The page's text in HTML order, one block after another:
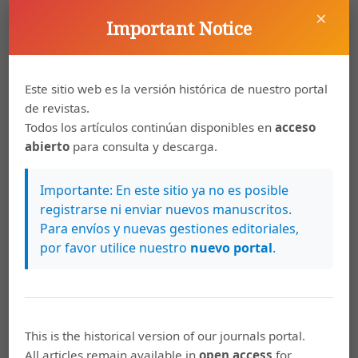
Artículos más leídos del mismo autor/a
revolución y cómo contarla en El eco de los
pasos: La secuencia inicial de la novela de
Julieta Pinto, Káñina: Vol. 40 Núm. 2 (2016):
Káñina (Julio-Diciembre)
Jorge Chen Sham,
Texto cultural y poesía
costarricense: Jorge Debravo y Ana Istarú
Káñina: Vol. 30 Núm. 2 (2006): Káñina (Julio-
Diciembre)
poesía nicaragüense contemporánea: Alberto
Núm. 1 (2015): Káñina (Enero-Junio)
×
Important Notice
Este sitio web es la versión histórica de nuestro portal
de revistas.
Todos los artículos continúan disponibles enacceso
abierto para consulta y descarga.
Importante: En este sitio ya no es posible
registrarse ni enviar nuevos manuscritos.
Para envíos y nuevas gestiones editoriales,
por favor utilice nuestro nuevo portal.
This is the historical version of our journals portal.
All articles remain available inopen access for